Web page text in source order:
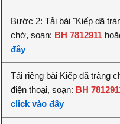
Bước 2: Tải bài "Kiếp dã
chờ, soạn: BH 7812911
đây
Tải riêng bài Kiếp dã tràng
điện thoại, soạn: BH
click vào đây